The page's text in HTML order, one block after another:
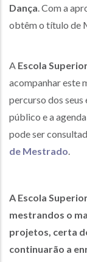
Dança. Com a
obtêm o título de
A Escola
acompanhar este
percurso dos seus
público e a
pode ser
de Mestrado.
A Escola
mestrandos o
projetos, certa
continuarão a